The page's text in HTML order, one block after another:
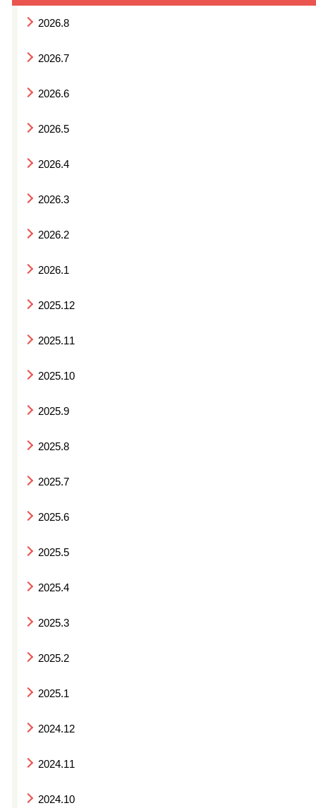
2026.8
2026.7
2026.6
2026.5
2026.4
2026.3
2026.2
2026.1
2025.12
2025.11
2025.10
2025.9
2025.8
2025.7
2025.6
2025.5
2025.4
2025.3
2025.2
2025.1
2024.12
2024.11
2024.10